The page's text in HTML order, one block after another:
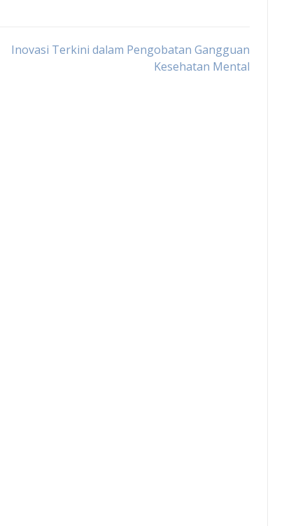
Inovasi Terkini dalam Pengobatan Gangguan
Kesehatan Mental